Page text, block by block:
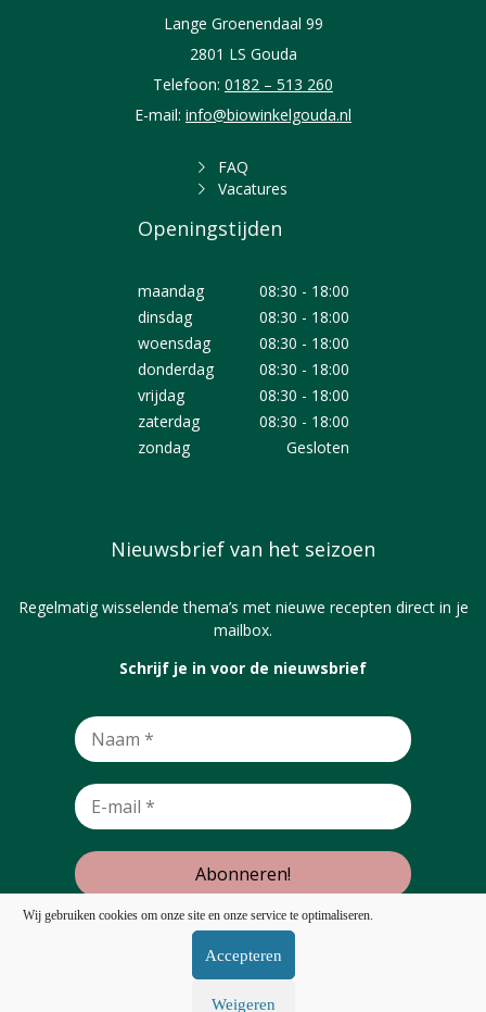
Wij gebruiken cookies om onze site en onze service te optimaliseren.
Accepteren
Weigeren
Lange Groenendaal 99
2801 LS Gouda
Telefoon: 0182 – 513 260
E-mail: info@biowinkelgouda.nl
FAQ
Vacatures
Openingstijden
maandag
08:30 - 18:00
dinsdag
08:30 - 18:00
woensdag
08:30 - 18:00
donderdag
08:30 - 18:00
vrijdag
08:30 - 18:00
zaterdag
08:30 - 18:00
zondag
Gesloten
Nieuwsbrief van het seizoen
Regelmatig wisselende thema’s met nieuwe recepten direct in je
mailbox.
Schrijf je in voor de nieuwsbrief
Terug omhoog